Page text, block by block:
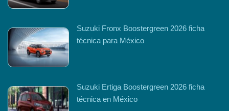
Suzuki Fronx Boostergreen 2026 ficha
técnica para México
Suzuki Ertiga Boostergreen 2026 ficha
técnica en México